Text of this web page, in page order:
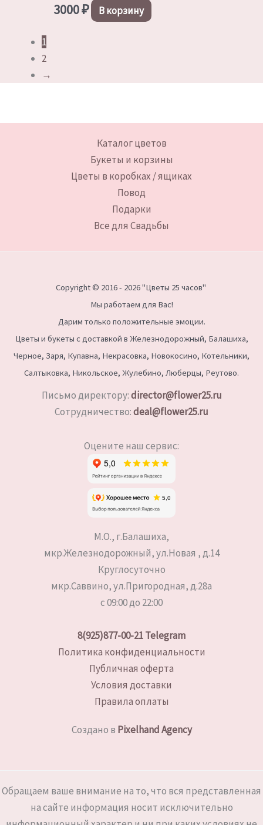
3000₽ В корзину
1
2
→
Каталог цветов
Букеты и корзины
Цветы в коробках / ящиках
Повод
Подарки
Все для Свадьбы
Copyright © 2016 - 2026 "Цветы 25 часов"
Мы работаем для Вас!
Дарим только положительные эмоции.
Цветы и букеты с доставкой в Железнодорожный, Балашиха,
Черное, Заря, Купавна, Некрасовка, Новокосино, Котельники,
Салтыковка, Никольское, Жулебино, Люберцы, Реутово.
Письмо директору:director@flower25.ru
Сотрудничество:deal@flower25.ru
Оцените наш сервис:
М.О., г.Балашиха,
мкр.Железнодорожный, ул.Новая , д.14
Круглосуточно
мкр.Саввино, ул.Пригородная, д.28а
с 09:00 до 22:00
8(925)877-00-21Telegram
Политика конфиденциальности
Публичная оферта
Условия доставки
Правила оплаты
Создано в Pixelhand Agency
Обращаем ваше внимание на то, что вся представленная
на сайте информация носит исключительно